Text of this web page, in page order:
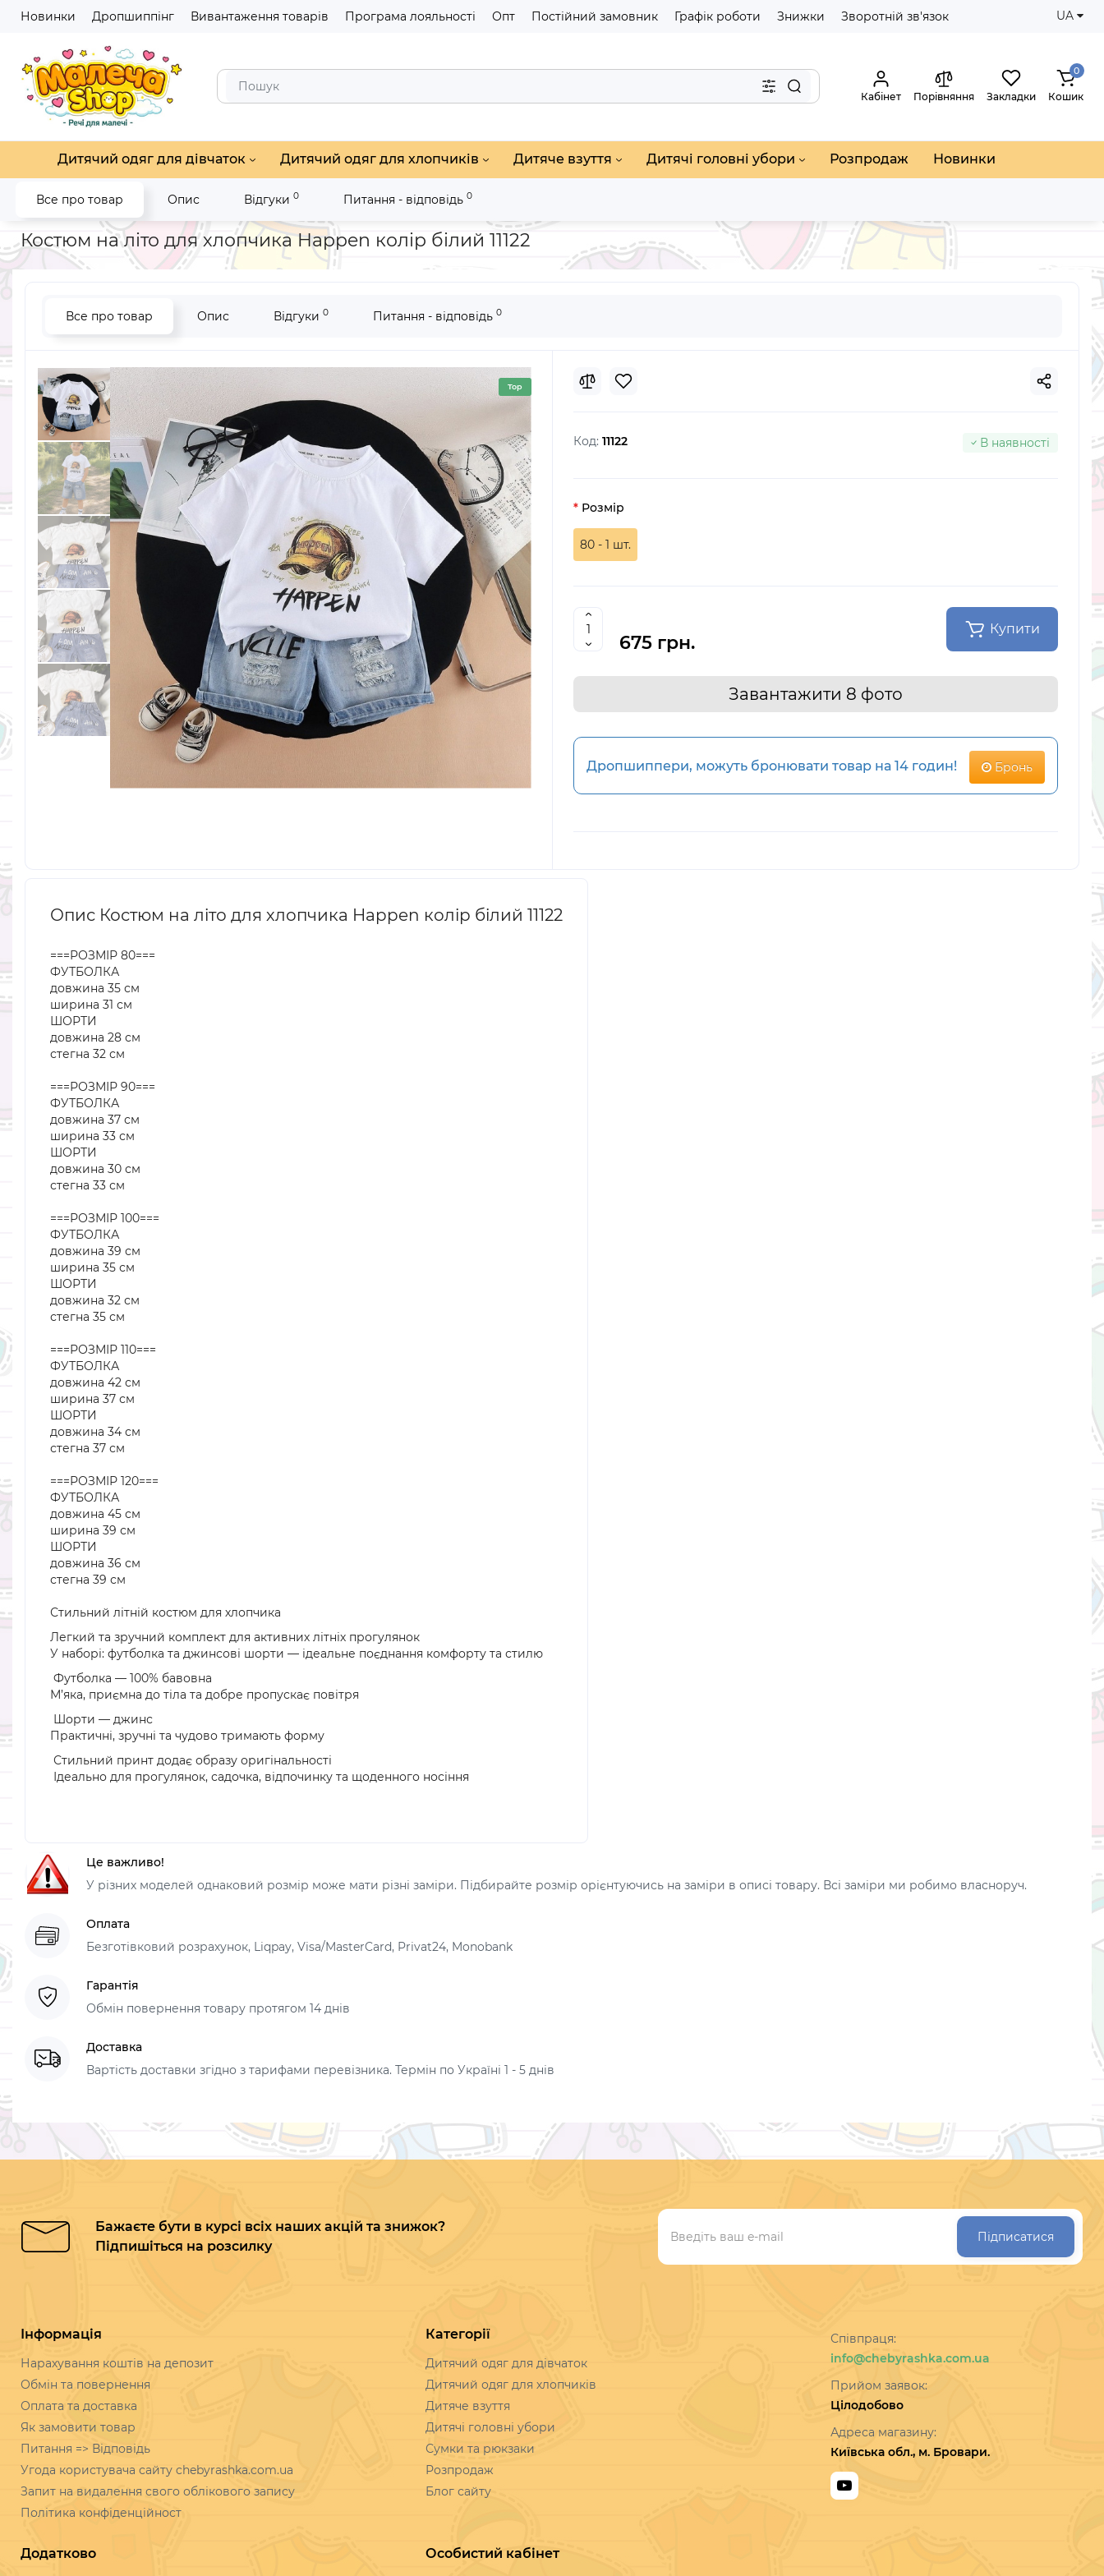
Новинки Дропшиппінг Вивантаження товарів Програма лояльності Опт Постійний замовник Графік роботи Знижки Зворотній зв'язок UA
Кабінет Порівняння Закладки
0
Кошик
Дитячий одяг для дівчаток Дитячий одяг для хлопчиків Дитяче взуття Дитячі головні убори Розпродаж Новинки
Все про товар Опис Відгуки 0 Питання - відповідь 0
Головна Дитячий одяг для хлопчиків Одяг на літо для хлопчиків Костюм на літо для хлопчика Happen колір білий 11122
Костюм на літо для хлопчика Happen колір білий 11122
Все про товар Опис Відгуки 0 Питання - відповідь 0
Top
Код: 11122 В наявності
Розмір
80 - 1 шт.
675 грн.
Купити
Завантажити 8 фото
Дропшиппери, можуть бронювати товар на 14 годин! Бронь
Опис Костюм на літо для хлопчика Happen колір білий 11122
===РОЗМІР 80===
ФУТБОЛКА
довжина 35 см
ширина 31 см
ШОРТИ
довжина 28 см
стегна 32 см
===РОЗМІР 90===
ФУТБОЛКА
довжина 37 см
ширина 33 см
ШОРТИ
довжина 30 см
стегна 33 см
===РОЗМІР 100===
ФУТБОЛКА
довжина 39 см
ширина 35 см
ШОРТИ
довжина 32 см
стегна 35 см
===РОЗМІР 110===
ФУТБОЛКА
довжина 42 см
ширина 37 см
ШОРТИ
довжина 34 см
стегна 37 см
===РОЗМІР 120===
ФУТБОЛКА
довжина 45 см
ширина 39 см
ШОРТИ
довжина 36 см
стегна 39 см
Стильний літній костюм для хлопчика
Легкий та зручний комплект для активних літніх прогулянок
У наборі: футболка та джинсові шорти — ідеальне поєднання комфорту та стилю
Футболка — 100% бавовна
М’яка, приємна до тіла та добре пропускає повітря
Шорти — джинс
Практичні, зручні та чудово тримають форму
Стильний принт додає образу оригінальності
Ідеально для прогулянок, садочка, відпочинку та щоденного носіння
Це важливо!
У різних моделей однаковий розмір може мати різні заміри. Підбирайте розмір орієнтуючись на заміри в описі товару. Всі заміри ми робимо власноруч.
Оплата
Безготівковий розрахунок, Liqpay, Visa/MasterCard, Privat24, Monobank
Гарантія
Обмін повернення товару протягом 14 днів
Доставка
Вартість доставки згідно з тарифами перевізника. Термін по Україні 1 - 5 днів
Бажаєте бути в курсі всіх наших акцій та знижок?
Підпишіться на розсилку
Підписатися
Інформація
Нарахування коштів на депозит
Обмін та повернення
Оплата та доставка
Як замовити товар
Питання => Відповідь
Угода користувача сайту chebyrashka.com.ua
Запит на видалення свого облікового запису
Політика конфіденційност
Категорії
Дитячий одяг для дівчаток
Дитячий одяг для хлопчиків
Дитяче взуття
Дитячі головні убори
Сумки та рюкзаки
Розпродаж
Блог сайту
Додатково Особистий кабінет
Співпраця:
info@chebyrashka.com.ua
Прийом заявок:
Цілодобово
Адреса магазину:
Київська обл., м. Бровари.